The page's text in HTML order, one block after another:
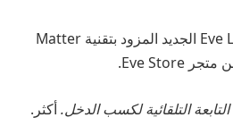
يمكنك شراء Eve Light Switch الجديد المزود بتقنية Matter
أكثر.